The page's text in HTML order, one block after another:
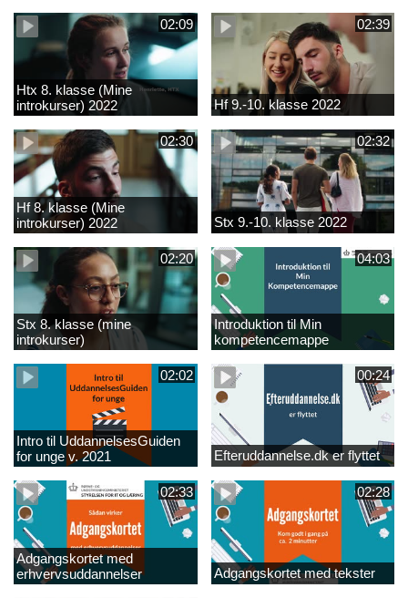
02:09
Htx 8. klasse (Mine
introkurser) 2022
02:39
Hf 9.-10. klasse 2022
02:30
Hf 8. klasse (Mine
introkurser) 2022
02:32
Stx 9.-10. klasse 2022
02:20
Stx 8. klasse (mine
introkurser)
04:03
Introduktion til Min
kompetencemappe
02:02
Intro til UddannelsesGuiden
for unge v. 2021
00:24
Efteruddannelse.dk er flyttet
02:33
Adgangskortet med
erhvervsuddannelser
02:28
Adgangskortet med tekster